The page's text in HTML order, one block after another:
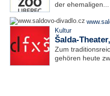
der ehemaligen...
Kultur
Šalda-
Zum
gehören heute